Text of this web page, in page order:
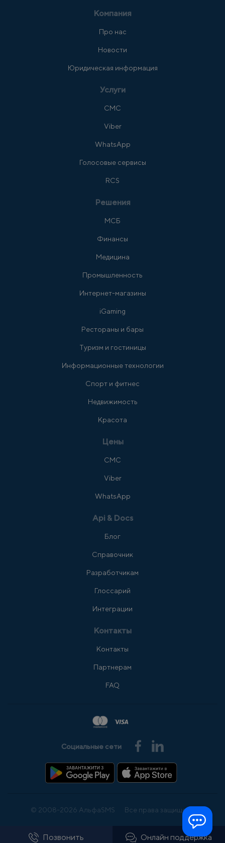
Позвонить Онлайн поддержка
Компания
Про нас
Новости
Юридическая информация
Услуги
СМС
Viber
WhatsApp
Голосовые сервисы
RCS
Решения
МСБ
Финансы
Медицина
Промышленность
Интернет-магазины
iGaming
Рестораны и бары
Туризм и гостиницы
Информационные технологии
Спорт и фитнес
Недвижимость
Красота
Цены
СМС
Viber
WhatsApp
Api & Docs
Блог
Справочник
Разработчикам
Глоссарий
Интеграции
Контакты
Контакты
Партнерам
FAQ
Социальные сети
© 2008-2026 АльфаSMS Все права защищены